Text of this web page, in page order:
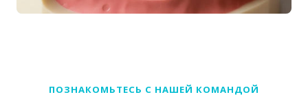
ПОЗНАКОМЬТЕСЬ С НАШЕЙ КОМАНДОЙ